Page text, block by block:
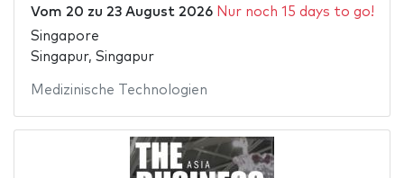
Vom 20 zu 23 August 2026 Nur noch 15 days to go!
Singapore
Singapur, Singapur
Medizinische Technologien